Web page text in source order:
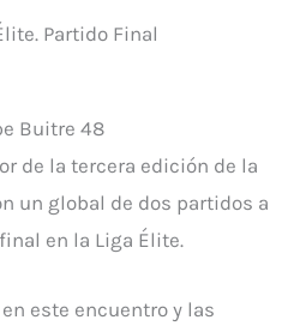
Partido Final
Buitre 48
de la tercera edición de la
un global de dos partidos a
en la Liga Élite.
este encuentro y las